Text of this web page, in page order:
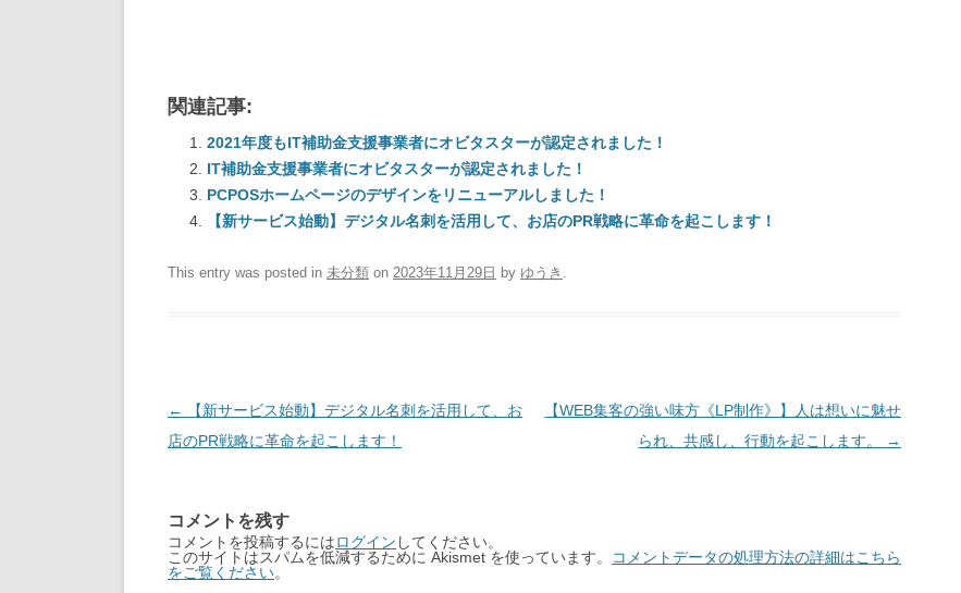
関連記事:
2021年度もIT補助金支援事業者にオビタスターが認定されました！
IT補助金支援事業者にオビタスターが認定されました！
PCPOSホームページのデザインをリニューアルしました！
【新サービス始動】デジタル名刺を活用して、お店のPR戦略に革命を起こします！
This entry was posted in 未分類 on 2023年11月29日 by ゆうき .
Post
navigation
←
【新サービス始動】デジタル名刺を活用して、お
店のPR戦略に革命を起こします！
【WEB集客の強い味方《LP制作》】人は想いに魅せ
られ、共感し、行動を起こします。 →
コメントを残す
コメントを投稿するにはログイン してください。
このサイトはスパムを低減するために Akismet を使っています。
コメントデータの処理方法の詳細はこちら
をご覧ください。